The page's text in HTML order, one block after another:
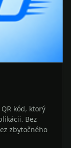
kód, ktorý
Bez
zbytočného